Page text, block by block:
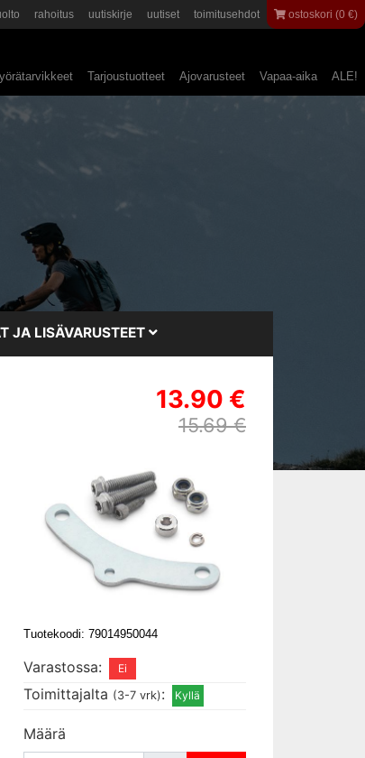
rahoitus uutiskirje uutiset toimitusehdot ostoskori (0 €)
Tarjoustuotteet Ajovarusteet Vapaa-aika ALE!
JA LISÄVARUSTEET
13.90 €
15.69 €
Tuotekoodi: 79014950044
Varastossa:
Toimittajalta (3-7 vrk):
Määrä